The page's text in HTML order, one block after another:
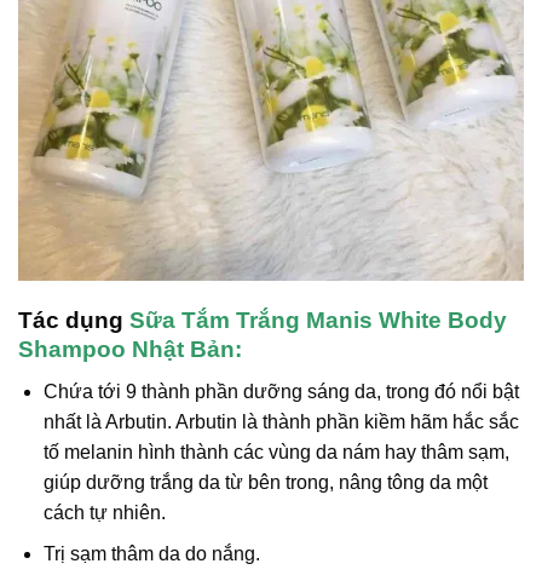
Tác dụng Sữa Tắm Trắng Manis White Body
Shampoo Nhật Bản:
Chứa tới 9 thành phần dưỡng sáng da, trong đó nổi bật
nhất là Arbutin. Arbutin là thành phần kiềm hãm hắc sắc
tố melanin hình thành các vùng da nám hay thâm sạm,
giúp dưỡng trắng da từ bên trong, nâng tông da một
cách tự nhiên.
Trị sạm thâm da do nắng.